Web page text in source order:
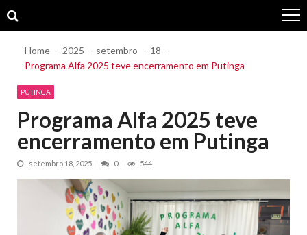
to
to
Home 2025 setembro
18
Programa Alfa 2025 teve encerramento em Putinga
PUTINGA
Programa Alfa 2025 teve
encerramento em Putinga
setembro 18, 2025 0 544